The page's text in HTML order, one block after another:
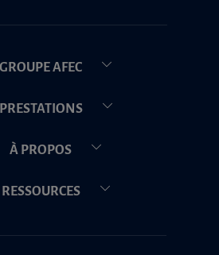
GROUPE AFEC
PRESTATIONS
À PROPOS
RESSOURCES